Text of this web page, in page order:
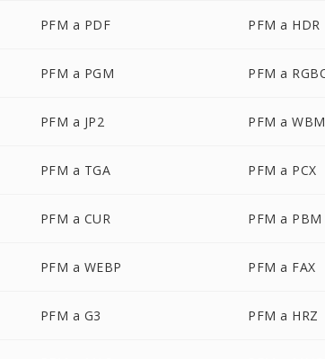
PFM a PDF PFM a HDR
PFM a PGM PFM a
PFM a JP2 PFM a
PFM a TGA PFM a PCX
PFM a CUR PFM a PBM
PFM a WEBP PFM a FAX
PFM a G3 PFM a HRZ